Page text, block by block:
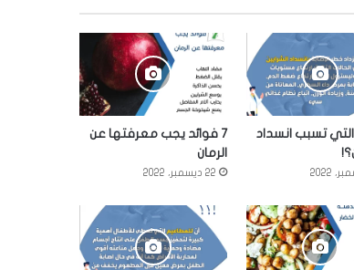
التي تسبب انسداد
7 فوائد يجب معرفتها عن
الرمان
22 ديسمبر، 2022